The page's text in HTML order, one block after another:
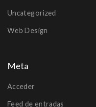
Uncategorized
Web Design
Meta
Acceder
Feed de entradas